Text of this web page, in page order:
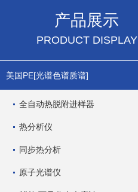
产品展示
PRODUCT DISPLAY
美国PE[光谱色谱质谱]
全自动热脱附进样器
热分析仪
同步热分析
原子光谱仪